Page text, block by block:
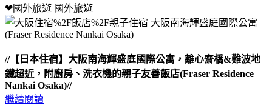
❤國外旅遊 國外旅遊
//【日本住宿】大阪南海輝盛庭國際公寓，離心齋橋&難波地
鐵超近，附廚房、洗衣機的親子友善飯店(Fraser Residence
Nankai Osaka)//
繼續閱讀